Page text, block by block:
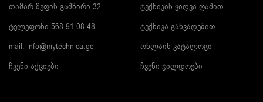
თამარ მეფის გამზირი 32
ტელეფონი 568 91 08 48
mail: info@mytechnica.ge
ჩვენი აქციები
ტექნიკის ყიდვა ღამით
ტექნიკა განვადებით
ონლაინ კატალოგი
ჩვენი ჯილდოები